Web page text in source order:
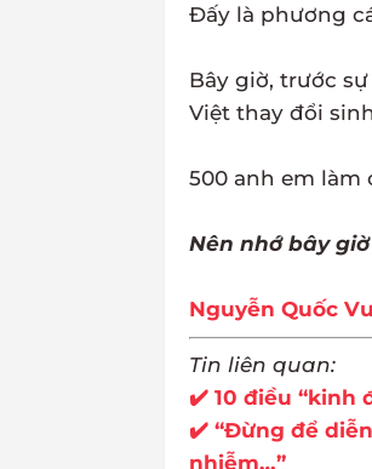
Đấy là phương
Bây giờ, trước
Việt thay đổi
500 anh em làm
Nên nhớ bây
Nguyễn Quốc
Tin liên quan:
✔️ 10 điều “kinh
✔️ “Đừng để
nhiễm…”